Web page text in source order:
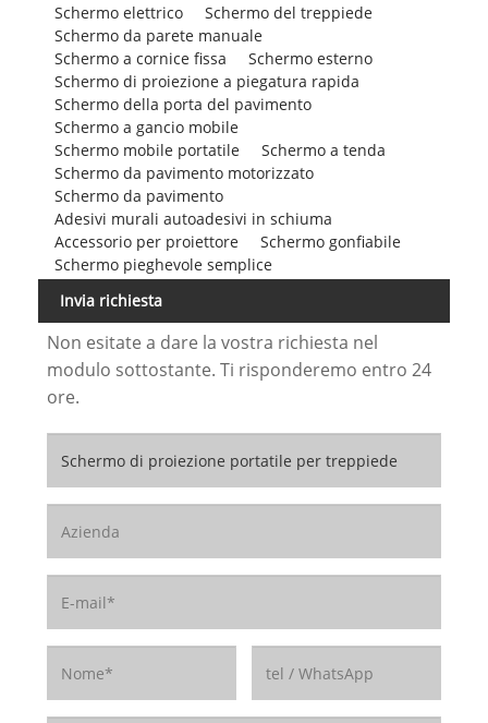
Schermo elettrico
Schermo del treppiede
Schermo da parete manuale
Schermo a cornice fissa
Schermo esterno
Schermo di proiezione a piegatura rapida
Schermo della porta del pavimento
Schermo a gancio mobile
Schermo mobile portatile
Schermo a tenda
Schermo da pavimento motorizzato
Schermo da pavimento
Adesivi murali autoadesivi in ​​schiuma
Accessorio per proiettore
Schermo gonfiabile
Schermo pieghevole semplice
Invia richiesta
Non esitate a dare la vostra richiesta nel
modulo sottostante. Ti risponderemo entro 24
ore.